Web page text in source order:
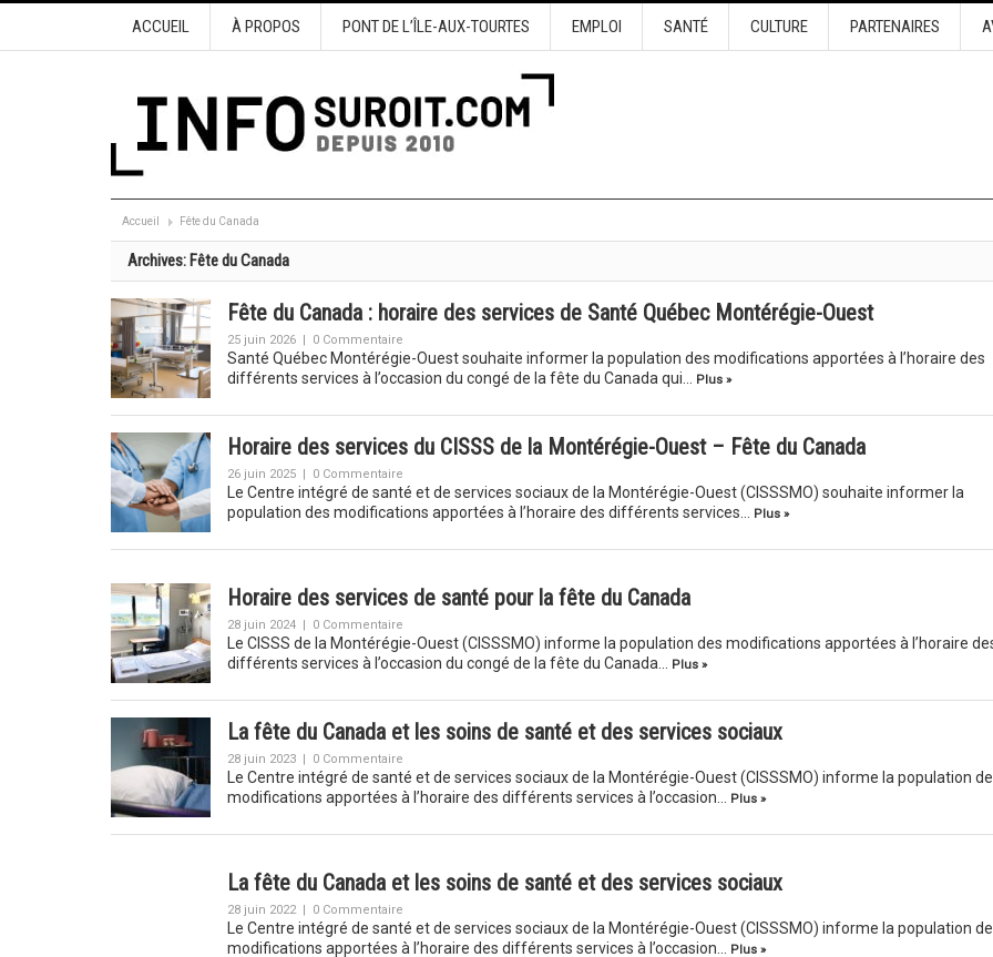
ACCUEIL À PROPOS PONT DE L’ÎLE-AUX-TOURTES EMPLOI SANTÉ CULTURE PARTENAIRES
Accueil Fête du Canada
Archives: Fête du Canada
Fête du Canada : horaire des services de Santé Québec Montérégie-Ouest
25 juin 2026 | 0 Commentaire
Santé Québec Montérégie-Ouest souhaite informer la population des modifications apportées à l’horaire des
différents services à l’occasion du congé de la fête du Canada qui…
Plus »
Horaire des services du CISSS de la Montérégie-Ouest – Fête du Canada
26 juin 2025 | 0 Commentaire
Le Centre intégré de santé et de services sociaux de la Montérégie-Ouest (CISSSMO) souhaite informer la
population des modifications apportées à l’horaire des différents services…
Plus »
Horaire des services de santé pour la fête du Canada
28 juin 2024 | 0 Commentaire
Le CISSS de la Montérégie-Ouest (CISSSMO) informe la population des modifications apportées à l’horaire
différents services à l’occasion du congé de la fête du Canada…
Plus »
La fête du Canada et les soins de santé et des services sociaux
28 juin 2023 | 0 Commentaire
Le Centre intégré de santé et de services sociaux de la Montérégie-Ouest (CISSSMO) informe la population
modifications apportées à l’horaire des différents services à l’occasion…
Plus »
La fête du Canada et les soins de santé et des services sociaux
28 juin 2022 | 0 Commentaire
Le Centre intégré de santé et de services sociaux de la Montérégie-Ouest (CISSSMO) informe la population
modifications apportées à l’horaire des différents services à l’occasion…
Plus »